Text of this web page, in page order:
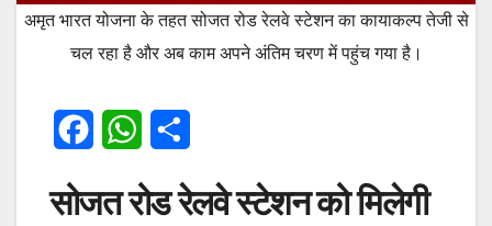
अमृत भारत योजना के तहत सोजत रोड रेलवे स्टेशन का कायाकल्प तेजी से
चल रहा है और अब काम अपने अंतिम चरण में पहुंच गया है।
c
W
a a
सोजत रोड रेलवे स्टेशन को मिलेगी